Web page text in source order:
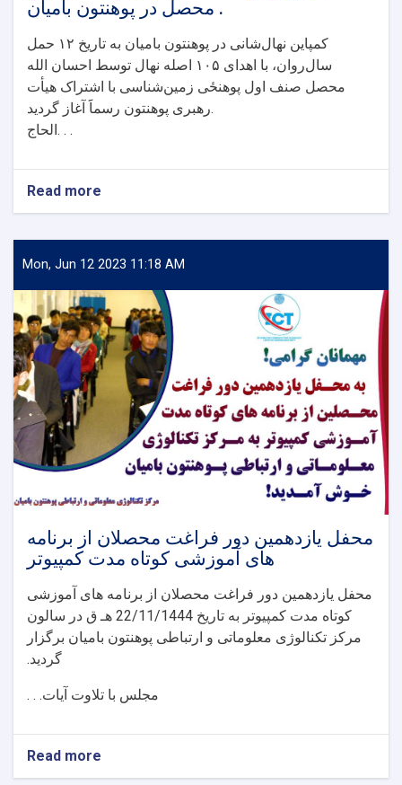
محصل در پوهنتون بامیان.
کمپاین نهال‌شانی در پوهنتون بامیان به تاریخ ۱۲ حمل
سال‌روان، با اهدای ۱۰۵ اصله نهال توسط احسان الله
محصل صنف اول پوهنځی زمین‌شناسی با اشتراک هیأت
رهبری پوهنتون رسماََ آغاز گردید.
الحاج. . .
Read more
کمک
از
۱۰۰
نهال
توسط
یک
تن
محصل
پوهنتون
بامیان.
Mon, Jun 12 2023 11:18 AM
محفل یازدهمین دور فراغت محصلان از برنامه
های آموزشی کوتاه مدت کمپیوتر
محفل یازدهمین دور فراغت محصلان از برنامه های آموزشی
کوتاه مدت کمپیوتر به تاریخ 22/11/1444 هـ ق در سالون
مرکز تکنالوژی معلوماتی و ارتباطی پوهنتون بامیان برگزار
گردید.
مجلس با تلاوت آیات. . .
Read more
محفل